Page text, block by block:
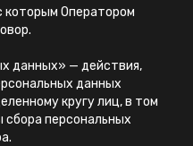
которым Оператором
данных» — действия,
данных
кругу лиц, в том
персональных